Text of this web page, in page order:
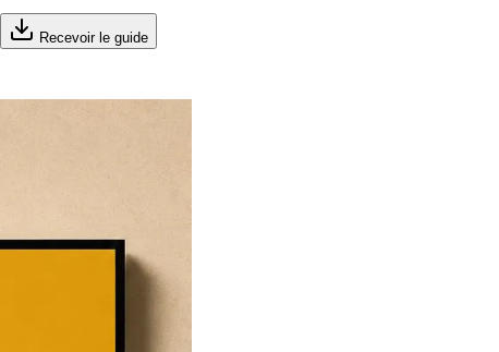
Recevoir le guide